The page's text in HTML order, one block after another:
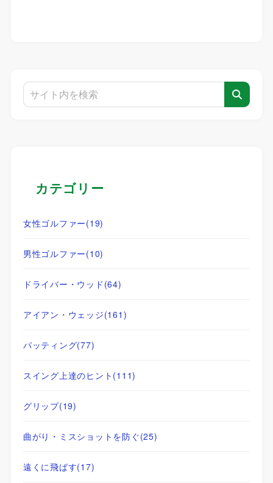
カテゴリー
女性ゴルファー(19)
男性ゴルファー(10)
ドライバー・ウッド (64)
アイアン・ウェッジ(161)
パッティング(77)
スイング上達のヒント (111)
グリップ(19)
曲がり・ミスショットを防ぐ(25)
遠くに飛ばす(17)